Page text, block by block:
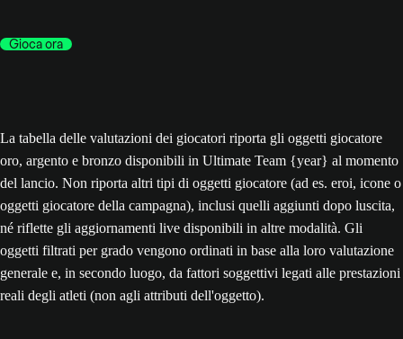
Gioca ora
La tabella delle valutazioni dei giocatori riporta gli oggetti giocatore
oro, argento e bronzo disponibili in Ultimate Team {year} al momento
del lancio. Non riporta altri tipi di oggetti giocatore (ad es. eroi, icone o
oggetti giocatore della campagna), inclusi quelli aggiunti dopo luscita,
né riflette gli aggiornamenti live disponibili in altre modalità. Gli
oggetti filtrati per grado vengono ordinati in base alla loro valutazione
generale e, in secondo luogo, da fattori soggettivi legati alle prestazioni
reali degli atleti (non agli attributi dell'oggetto).